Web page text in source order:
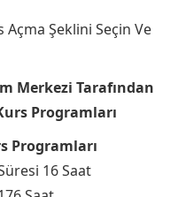
Açma Şeklini Seçin Ve
Merkezi Tarafından
Programları
Programları
16 Saat